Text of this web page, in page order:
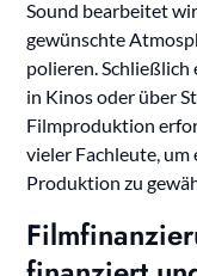
Sound bearbeitet
gewünschte
polieren.
in Kinos oder über
Filmproduktion
vieler Fachleute,
Produktion zu